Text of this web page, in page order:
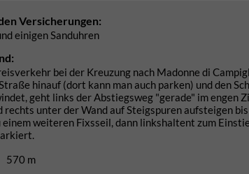
Versicherungen:
einigen Sanduhren
bei der Kreuzung nach Madonne di
hinauf (dort kann man auch parken) und den
geht links der Abstiegsweg "gerade" im engen
rechts unter der Wand auf Steigspuren aufsteigen
weiteren Fixsseil, dann linkshaltent zum
570 m